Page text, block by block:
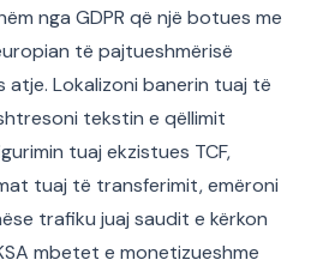
nga GDPR që një botues me
të pajtueshmërisë
atje. Lokalizoni banerin tuaj të
tekstin e qëllimit
tuaj ekzistues TCF,
tuaj të transferimit, emëroni
trafiku juaj saudit e kërkon
mbetet e monetizueshme